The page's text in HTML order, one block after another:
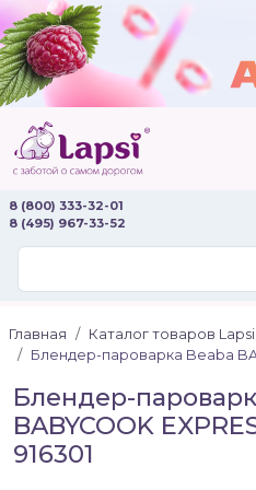
8 (800) 333-32-01
8 (495) 967-33-52
Главная Каталог товаров Lapsi
Блендер-пароварка Beaba
Блендер-
BABYCOOK
916301